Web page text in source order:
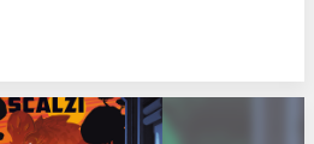
par le jeu...